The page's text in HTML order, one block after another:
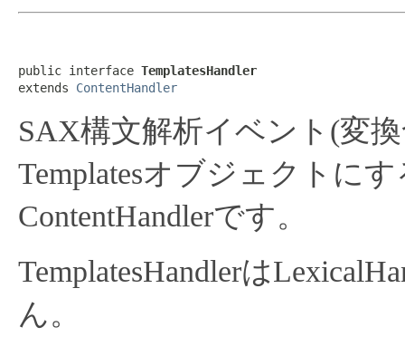
public interface TemplatesHandler
extends ContentHandler
SAX構文解析イベント(変
Templatesオブジェクトに
ContentHandlerです。
TemplatesHandlerは
ん。